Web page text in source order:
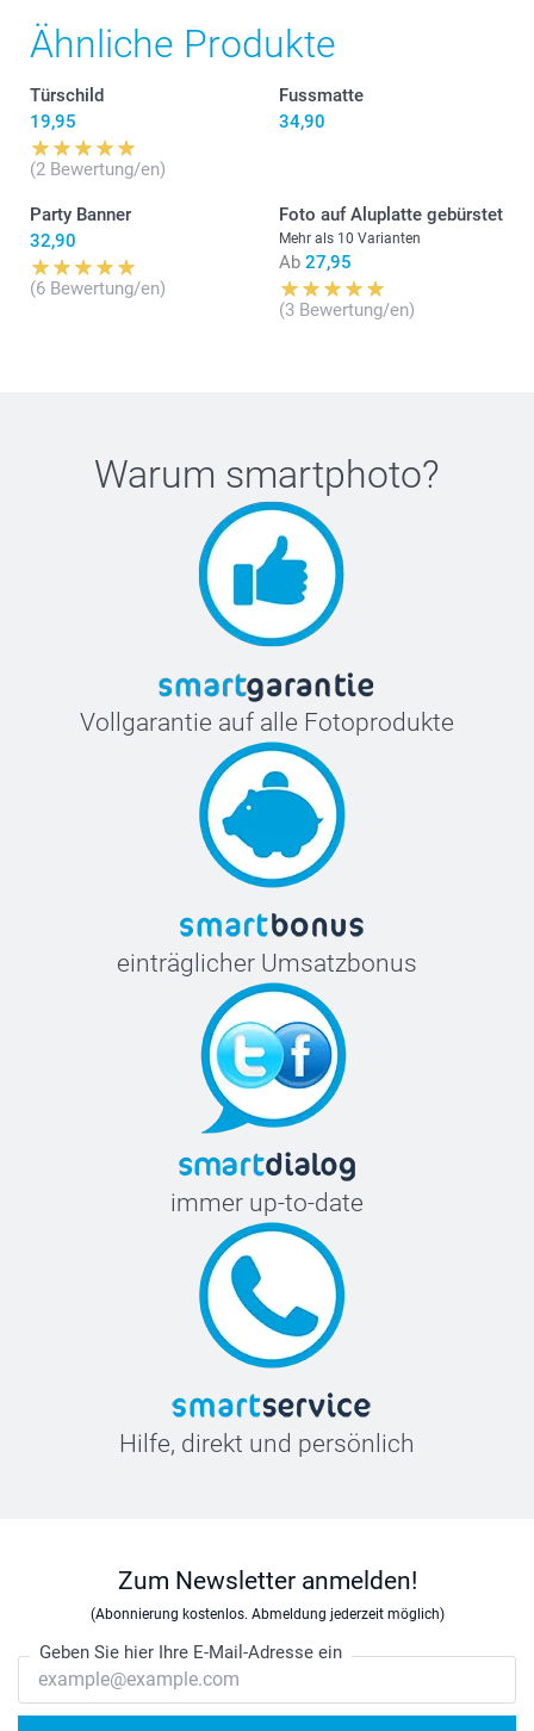
entgegenkommen können. Freundliche Grüsse
smartphoto AG
Ähnliche Produkte
Türschild
19,95
(2 Bewertung/en)
Fussmatte
34,90
Party Banner
32,90
(6 Bewertung/en)
Foto auf Aluplatte gebürstet
Mehr als 10 Varianten
Ab 27,95
(3 Bewertung/en)
Warum smartphoto?
Vollgarantie auf alle Fotoprodukte
einträglicher Umsatzbonus
immer up-to-date
Hilfe, direkt und persönlich
Zum Newsletter anmelden!
(Abonnierung kostenlos. Abmeldung jederzeit möglich)
Geben Sie hier Ihre E-Mail-Adresse ein